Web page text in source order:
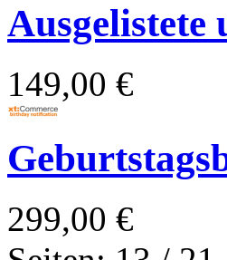
Ausgelistete
149,00 €
299,00 €